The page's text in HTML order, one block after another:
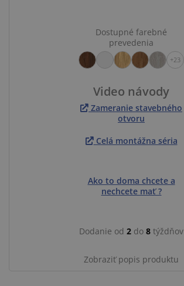
Dostupné farebné
prevedenia
+23
Video návody
Zameranie stavebného
otvoru
Celá montážna séria
Ako to doma chcete a
nechcete mať ?
Dodanie od 2 do 8 týždňov
Zobraziť popis produktu